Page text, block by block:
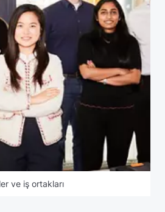
ve iş ortakları